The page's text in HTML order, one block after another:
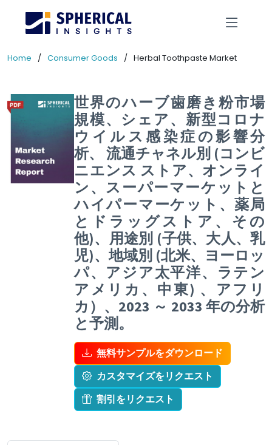
Home Consumer Goods Herbal Toothpaste Market
世界のハーブ歯磨き粉市場
規模、シェア、新型コロナ
ウイルス感染症の影響分
析、 流通チャネル別 (コンビ
ニエンス ストア、オンライ
ン、スーパーマーケットと
ハイパーマーケット、薬局
とドラッグストア、その
他)、用途別 (子供、大人、乳
児)、地域別 (北米、ヨーロッ
パ、アジア太平洋、ラテン
アメリカ、中東) 、アフリ
カ）、2023 ～ 2033 年の分析
と予測。
無料サンプルをダウンロード
カスタマイズをリクエスト
割引をリクエスト